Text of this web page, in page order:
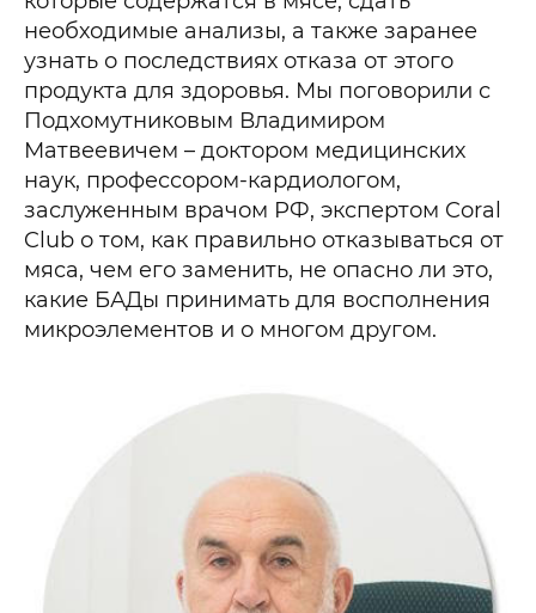
необходимые анализы, а также заранее
узнать о последствиях отказа от этого
продукта для здоровья. Мы поговорили с
Подхомутниковым Владимиром
Матвеевичем – доктором медицинских
наук, профессором-кардиологом,
заслуженным врачом РФ, экспертом Coral
Club о том, как правильно отказываться от
мяса, чем его заменить, не опасно ли это,
какие БАДы принимать для восполнения
микроэлементов и о многом другом.